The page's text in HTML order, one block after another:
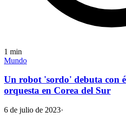
1 min
Mundo
Un robot 'sordo' debuta con
orquesta en Corea del Sur
6 de julio de 2023·